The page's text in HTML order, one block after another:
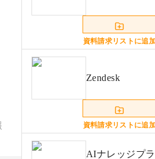
資料請求リストに追
Zendesk
資料請求リストに追
AIナレッジプ